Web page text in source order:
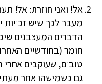
אל! ואני חוזרת: אל!
מעבר לכך שיש זכויות
הדברים המעצבנים
חומר (בחודשיים
טובים, שעוקבים אחרי